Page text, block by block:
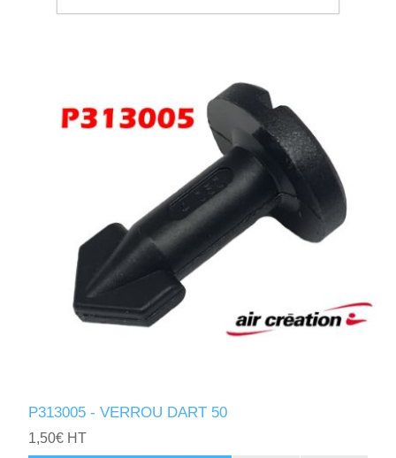
P313005 - VERROU DART 50
1,50€ HT